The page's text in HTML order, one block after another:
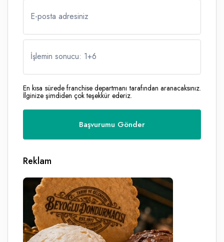
E-posta adresiniz
İşlemin sonucu: 1+6
En kısa sürede franchise departmanı tarafından aranacaksınız.
İlginize şimdiden çok teşekkür ederiz.
Reklam